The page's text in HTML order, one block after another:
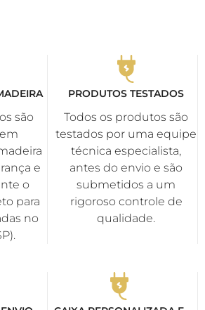
À prova d’água e poeira
(proteção externa reforçada)
consumo de energia
são
e
o
para
no
PRODUTOS TESTADOS
Todos os produtos são
testados por uma equipe
técnica especialista,
antes do envio e são
submetidos a um
rigoroso controle de
qualidade.